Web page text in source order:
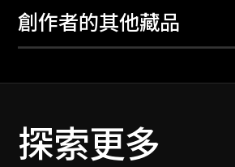
創作者的其他藏品
探索更多